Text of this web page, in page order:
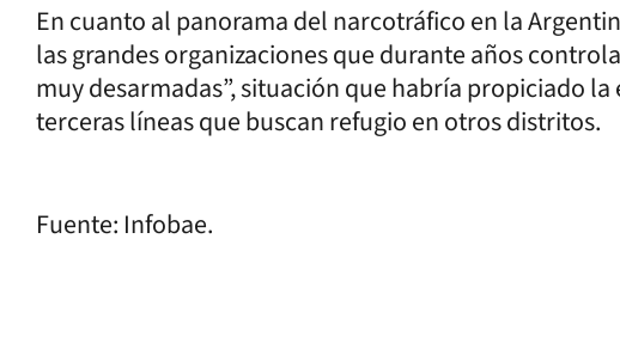
En cuanto al panorama del narcotráfico en la
las grandes organizaciones que durante años
muy desarmadas”, situación que habría propiciado
terceras líneas que buscan refugio en otros distritos.
Fuente: Infobae.